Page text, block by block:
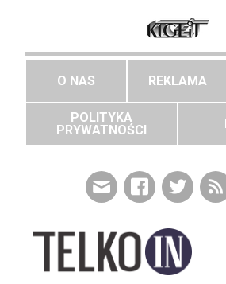
O NAS REKLAMA
POLITYKA
PRYWATNOŚCI